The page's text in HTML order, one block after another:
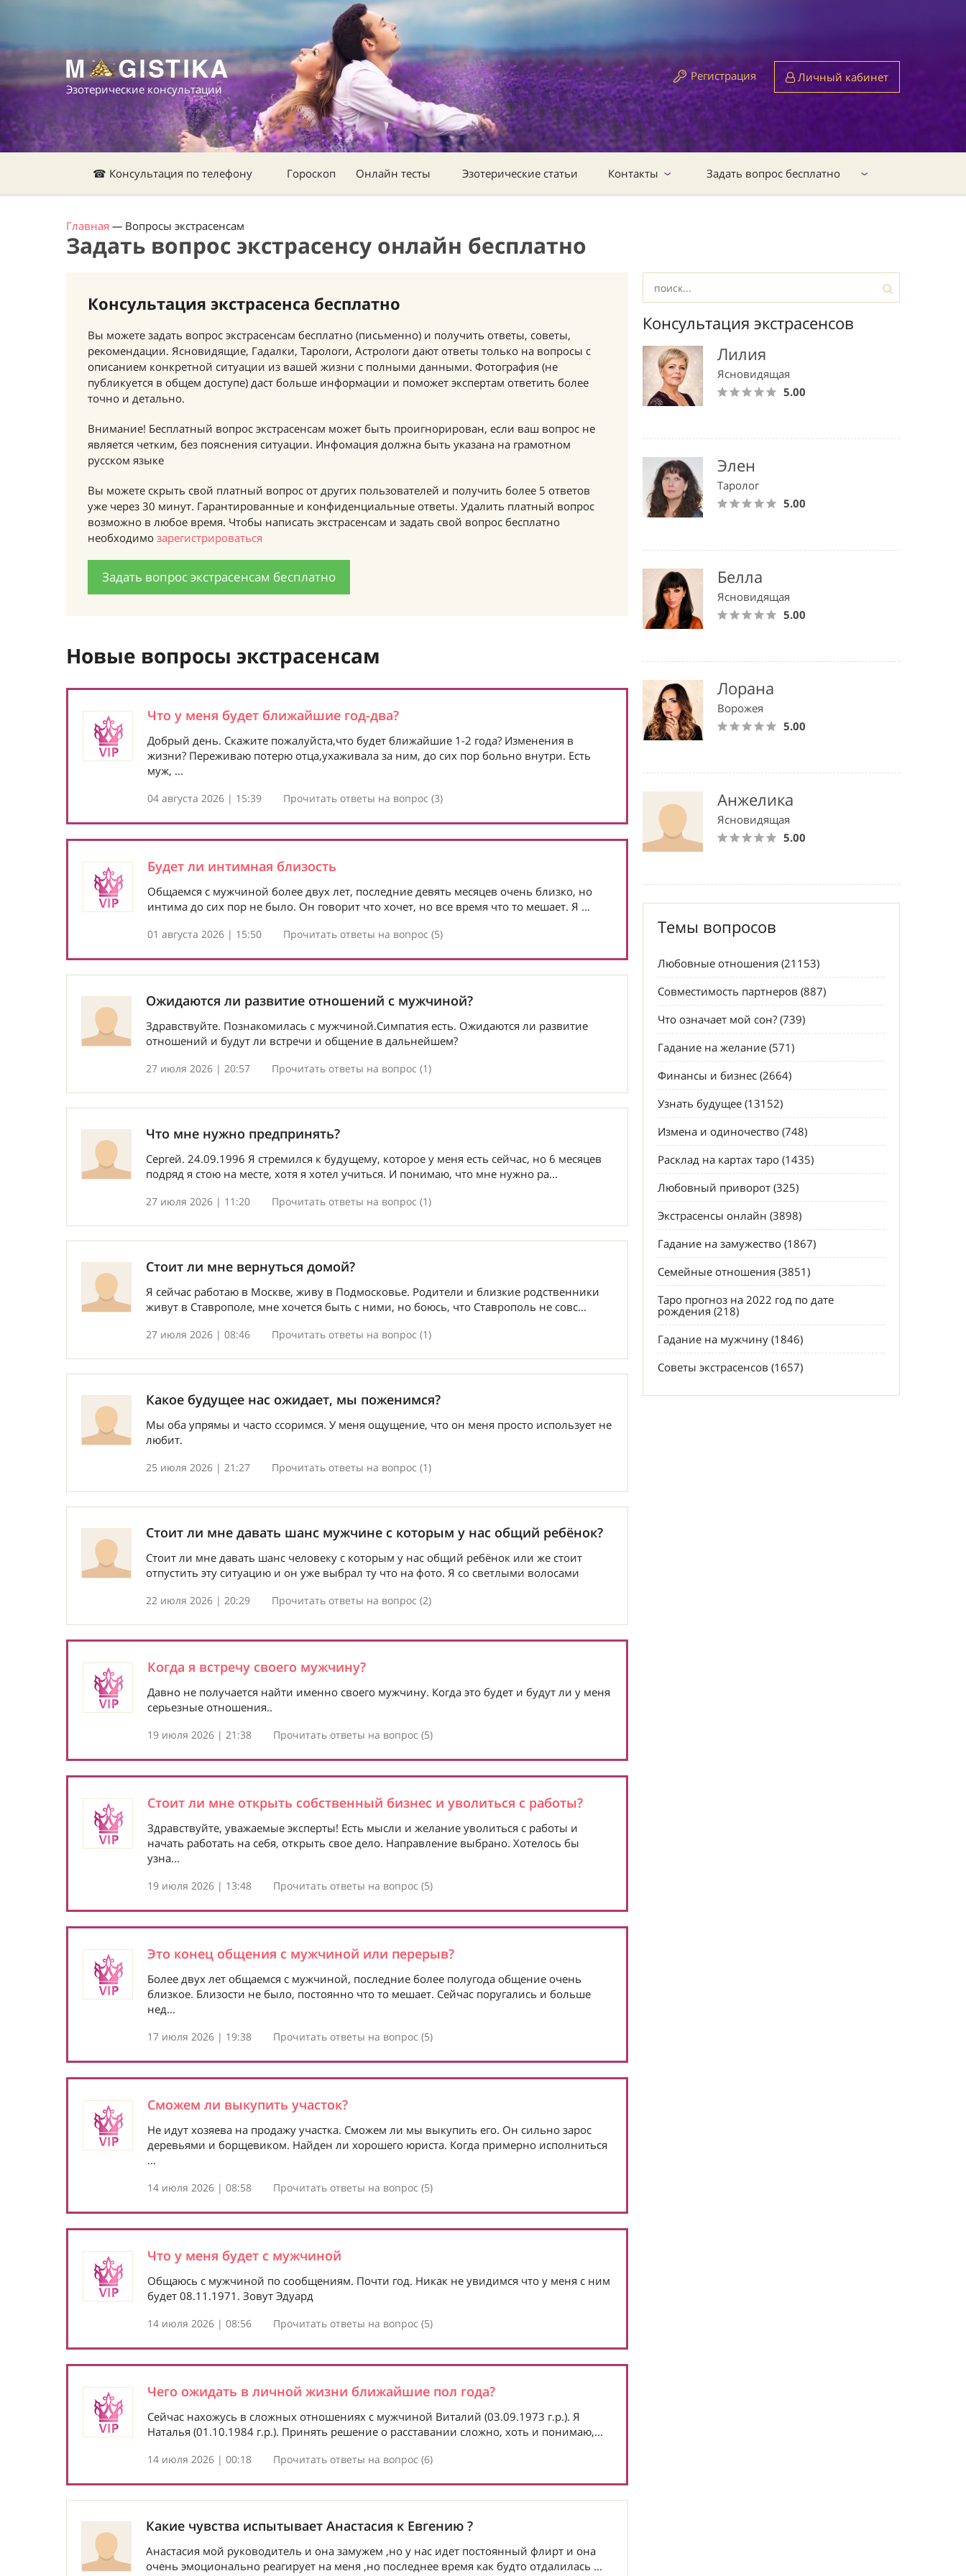
Эзотерические консультации
Регистрация Личный кабинет
☎ Консультация по телефону Гороскоп Онлайн тесты Эзотерические статьи Контакты Задать вопрос бесплатно
Главная — Вопросы экстрасенсам
Задать вопрос экстрасенсу онлайн бесплатно
Консультация экстрасенса бесплатно
Вы можете задать вопрос экстрасенсам бесплатно (письменно) и получить ответы, советы,
рекомендации. Ясновидящие, Гадалки, Тарологи, Астрологи дают ответы только на вопросы с
описанием конкретной ситуации из вашей жизни с полными данными. Фотография (не
публикуется в общем доступе) даст больше информации и поможет экспертам ответить более
точно и детально.
Внимание! Бесплатный вопрос экстрасенсам может быть проигнорирован, если ваш вопрос не
является четким, без пояснения ситуации. Инфомация должна быть указана на грамотном
русском языке
Вы можете скрыть свой платный вопрос от других пользователей и получить более 5 ответов
уже через 30 минут. Гарантированные и конфиденциальные ответы. Удалить платный вопрос
возможно в любое время. Чтобы написать экстрасенсам и задать свой вопрос бесплатно
необходимо зарегистрироваться
Задать вопрос экстрасенсам бесплатно
Новые вопросы экстрасенсам
Что у меня будет ближайшие год-два?
Добрый день. Скажите пожалуйста,что будет ближайшие 1-2 года? Изменения в
жизни? Переживаю потерю отца,ухаживала за ним, до сих пор больно внутри. Есть
муж, ...
04 августа 2026 | 15:39 Прочитать ответы на вопрос (3)
Будет ли интимная близость
Общаемся с мужчиной более двух лет, последние девять месяцев очень близко, но
интима до сих пор не было. Он говорит что хочет, но все время что то мешает. Я ...
01 августа 2026 | 15:50 Прочитать ответы на вопрос (5)
Ожидаются ли развитие отношений c мужчиной?
Здравствуйте. Познакомилась с мужчиной.Симпатия есть. Ожидаются ли развитие
отношений и будут ли встречи и общение в дальнейшем?
27 июля 2026 | 20:57 Прочитать ответы на вопрос (1)
Что мне нужно предпринять?
Сергей. 24.09.1996 Я стремился к будущему, которое у меня есть сейчас, но 6 месяцев
подряд я стою на месте, хотя я хотел учиться. И понимаю, что мне нужно ра...
27 июля 2026 | 11:20 Прочитать ответы на вопрос (1)
Стоит ли мне вернуться домой?
Я сейчас работаю в Москве, живу в Подмосковье. Родители и близкие родственники
живут в Ставрополе, мне хочется быть с ними, но боюсь, что Ставрополь не совс...
27 июля 2026 | 08:46 Прочитать ответы на вопрос (1)
Какое будущее нас ожидает, мы поженимся?
Мы оба упрямы и часто ссоримся. У меня ощущение, что он меня просто использует не
любит.
25 июля 2026 | 21:27 Прочитать ответы на вопрос (1)
Стоит ли мне давать шанс мужчине с которым у нас общий ребёнок?
Стоит ли мне давать шанс человеку с которым у нас общий ребёнок или же стоит
отпустить эту ситуацию и он уже выбрал ту что на фото. Я со светлыми волосами
22 июля 2026 | 20:29 Прочитать ответы на вопрос (2)
Когда я встречу своего мужчину?
Давно не получается найти именно своего мужчину. Когда это будет и будут ли у меня
серьезные отношения..
19 июля 2026 | 21:38 Прочитать ответы на вопрос (5)
Стоит ли мне открыть собственный бизнес и уволиться с работы?
Здравствуйте, уважаемые эксперты! Есть мысли и желание уволиться с работы и
начать работать на себя, открыть свое дело. Направление выбрано. Хотелось бы
узна...
19 июля 2026 | 13:48 Прочитать ответы на вопрос (5)
Это конец общения с мужчиной или перерыв?
Более двух лет общаемся с мужчиной, последние более полугода общение очень
близкое. Близости не было, постоянно что то мешает. Сейчас поругались и больше
нед...
17 июля 2026 | 19:38 Прочитать ответы на вопрос (5)
Сможем ли выкупить участок?
Не идут хозяева на продажу участка. Сможем ли мы выкупить его. Он сильно зарос
деревьями и борщевиком. Найден ли хорошего юриста. Когда примерно исполниться
...
14 июля 2026 | 08:58 Прочитать ответы на вопрос (5)
Что у меня будет с мужчиной
Общаюсь с мужчиной по сообщениям. Почти год. Никак не увидимся что у меня с ним
будет 08.11.1971. Зовут Эдуард
14 июля 2026 | 08:56 Прочитать ответы на вопрос (5)
Чего ожидать в личной жизни ближайшие пол года?
Сейчас нахожусь в сложных отношениях с мужчиной Виталий (03.09.1973 г.р.). Я
Наталья (01.10.1984 г.р.). Принять решение о расставании сложно, хоть и понимаю,...
14 июля 2026 | 00:18 Прочитать ответы на вопрос (6)
Какие чувства испытывает Анастасия к Евгению ?
Анастасия мой руководитель и она замужем ,но у нас идет постоянный флирт и она
очень эмоционально реагирует на меня ,но последнее время как будто отдалилась ...
Консультация экстрасенсов
Лилия
Ясновидящая
5.00
Элен
Таролог
5.00
Белла
Ясновидящая
5.00
Лорана
Ворожея
5.00
Анжелика
Ясновидящая
5.00
Темы вопросов
Любовные отношения (21153)
Совместимость партнеров (887)
Что означает мой сон? (739)
Гадание на желание (571)
Финансы и бизнес (2664)
Узнать будущее (13152)
Измена и одиночество (748)
Расклад на картах таро (1435)
Любовный приворот (325)
Экстрасенсы онлайн (3898)
Гадание на замужество (1867)
Семейные отношения (3851)
Таро прогноз на 2022 год по дате
рождения (218)
Гадание на мужчину (1846)
Советы экстрасенсов (1657)